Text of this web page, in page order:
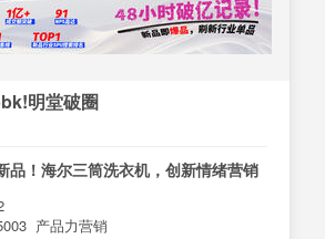
明堂破圈
品！海尔三筒洗衣机，创新情绪营销
产品力营销